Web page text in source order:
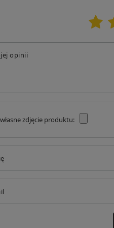
Powodem może być brak
opinii
zdjęcie produktu: